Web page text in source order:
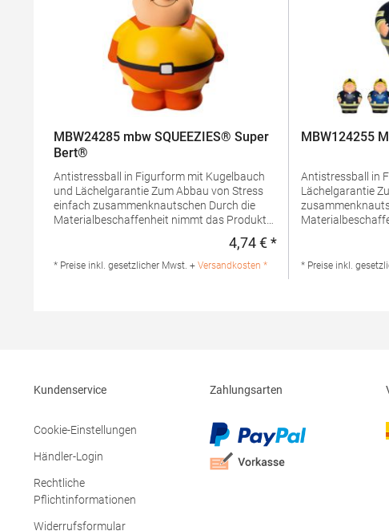
MBW24285 mbw SQUEEZIES® Super
Bert®
Antistressball in Figurform mit Kugelbauch
und Lächelgarantie Zum Abbau von Stress
einfach zusammenknautschen Durch die
Materialbeschaffenheit nimmt das Produkt
weitMaterialzusammensetzung: 100%
Regulärer Preis:
4,74 € *
* Preise inkl. gesetzlicher Mwst. + Versandkosten *
MBW124255
Antistressball in
Lächelgarantie Zum Abbau von Stress einfach
zusammenknautschen
EU-weit
Aufgabenbereich:
Zugführer, Blue
100%
* Preise inkl.
Kundenservice
Cookie-Einstellungen
Händler-Login
Rechtliche
Pflichtinformationen
Widerrufsformular
Zahlungsarten